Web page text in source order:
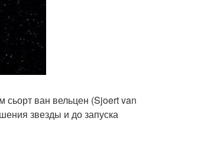
сьорт ван вельцен (Sjoert van
звезды и до запуска